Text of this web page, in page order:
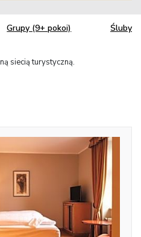
Grupy (9+ pokoi) Śluby
siecią turystyczną.